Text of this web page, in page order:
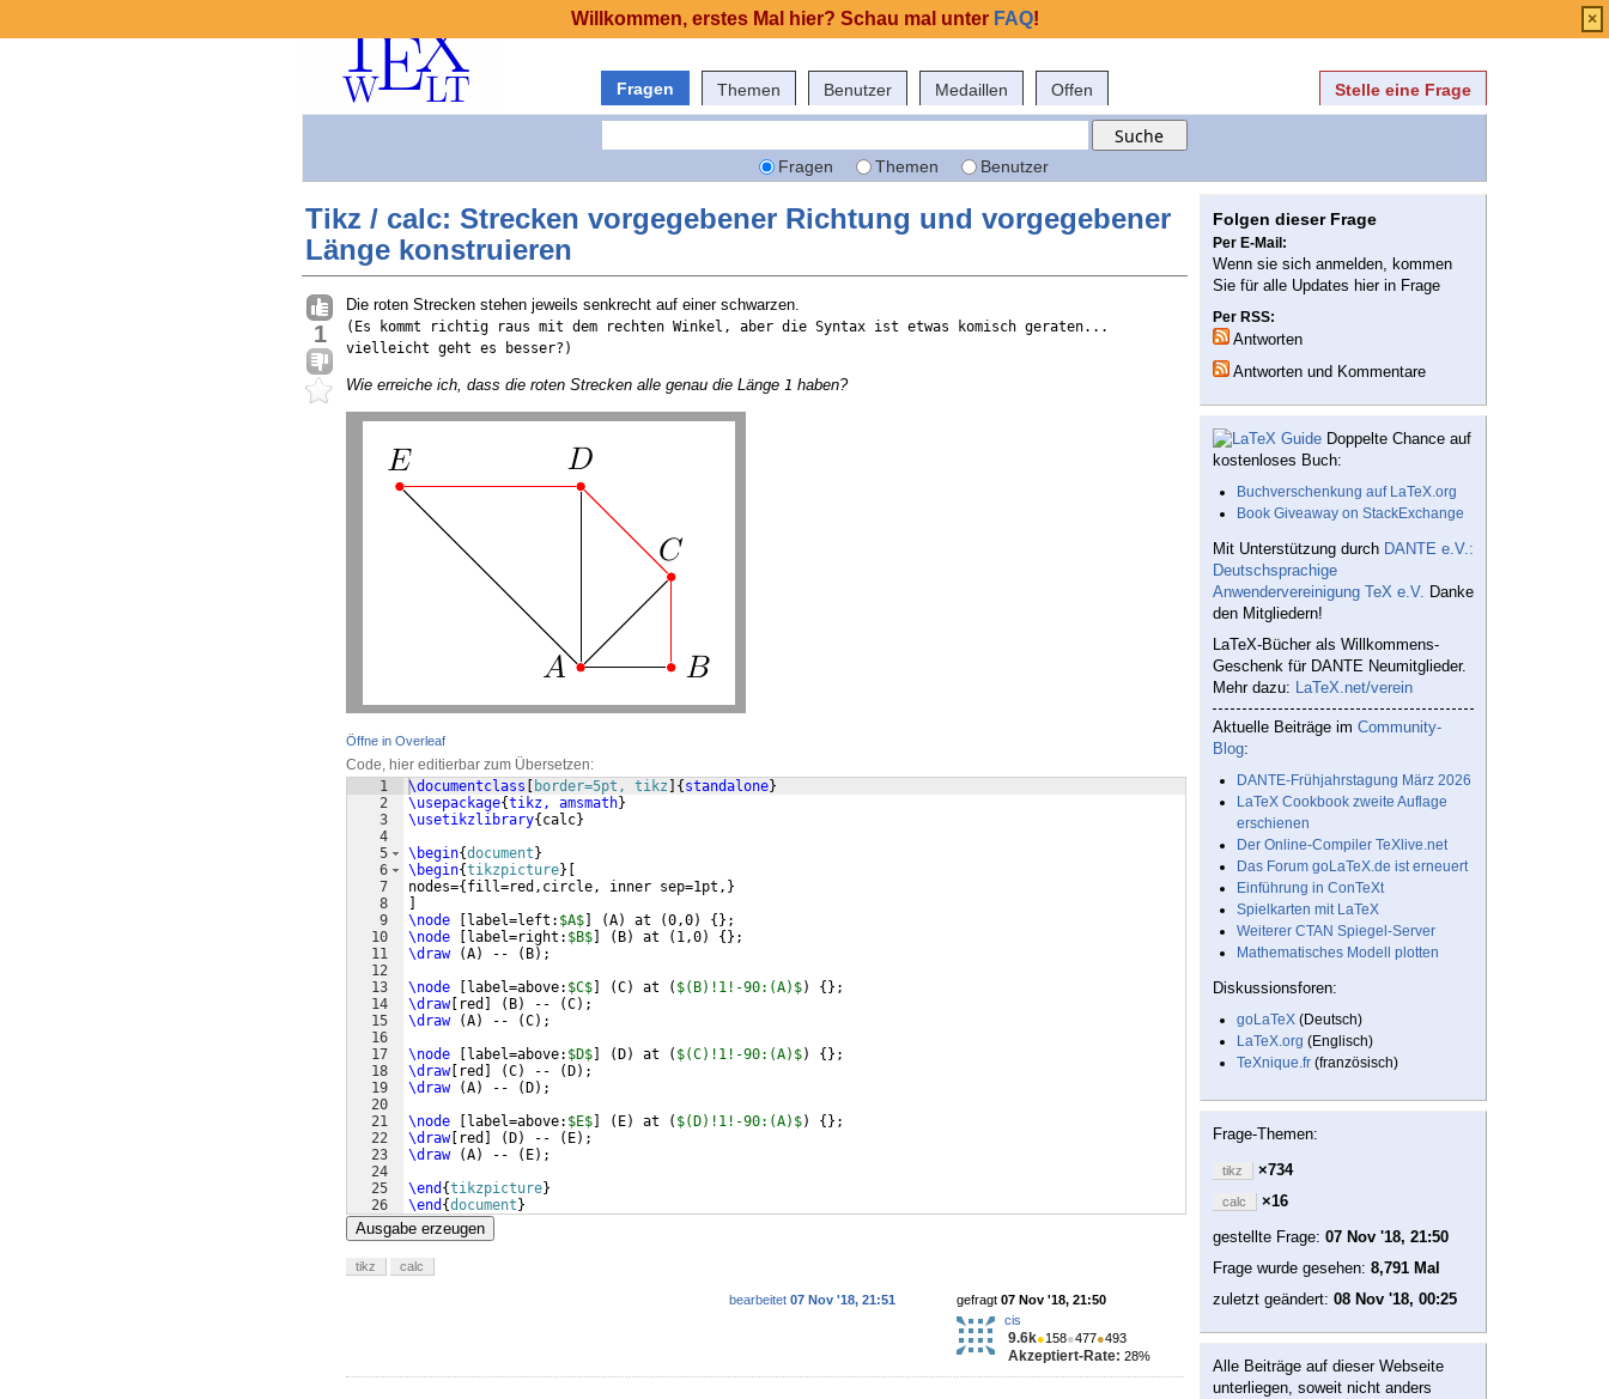
Fragen Themen Benutzer Medaillen Offen Stelle eine Frage
Fragen Themen Benutzer
Tikz / calc: Strecken vorgegebener Richtung und vorgegebener
Länge konstruieren
1
Die roten Strecken stehen jeweils senkrecht auf einer schwarzen.
(Es kommt richtig raus mit dem rechten Winkel, aber die Syntax ist etwas komisch geraten...
vielleicht geht es besser?)
Wie erreiche ich, dass die roten Strecken alle genau die Länge 1 haben?
Öffne in Overleaf
Code, hier editierbar zum Übersetzen:
1
2
3
4
5
6
7
8
9
10
11
12
13
14
15
16
17
18
19
20
21
22
23
24
25
26
\documentclass border=5pt, tikz { standalone}
\usepackage{tikz, amsmath}
\usetikzlibrary{ calc}
\begin{document }
\begin{tikzpicture}
nodes={ fill=red,circle, inner sep=1pt, }
\node
label=left: $A$ (A) at (0,0) { } ;
\node
label=right: $B$ ( B) at ( 1,0) { } ;
\draw
(A) -- ( B) ;
\node
label=above: $C$ (C) at ( $(B)!1!-90:(A)$) { } ;
\draw[ red ( B) -- (C) ;
\draw
(A) -- (C) ;
\node
label=above: $D$ ( D) at ( $(C)!1!-90:(A)$) { } ;
\draw[ red (C) -- ( D) ;
\draw
(A) -- ( D) ;
\node
label=above: $E$ ( E) at ( $(D)!1!-90:(A)$) { } ;
\draw[ red ( D) -- ( E) ;
\draw
(A) -- ( E) ;
\end {tikzpicture}
\end {document }
Ausgabe erzeugen
tikz calc
gefragt 07 Nov '18, 21:50
cis
9.6k●158●477●493
Akzeptiert-Rate: 28%
bearbeitet 07 Nov '18, 21:51
Folgen dieser Frage
Per E-Mail:
Wenn sie sich anmelden, kommen
Sie für alle Updates hier in Frage
Per RSS:
Antworten
Antworten und Kommentare
Doppelte Chance auf
kostenloses Buch:
Buchverschenkung auf LaTeX.org
Book Giveaway on StackExchange
Mit Unterstützung durch DANTE e.V.:
Deutschsprachige
Anwendervereinigung TeX e.V. Danke
den Mitgliedern!
LaTeX-Bücher als Willkommens-
Geschenk für DANTE Neumitglieder.
Mehr dazu: LaTeX.net/verein
Aktuelle Beiträge im Community-
Blog:
DANTE-Frühjahrstagung März 2026
LaTeX Cookbook zweite Auflage
erschienen
Der Online-Compiler TeXlive.net
Das Forum goLaTeX.de ist erneuert
Einführung in ConTeXt
Spielkarten mit LaTeX
Weiterer CTAN Spiegel-Server
Mathematisches Modell plotten
Diskussionsforen:
goLaTeX (Deutsch)
LaTeX.org (Englisch)
TeXnique.fr (französisch)
Frage-Themen:
tikz ×734
calc
×16
gestellte Frage: 07 Nov '18, 21:50
Frage wurde gesehen: 8,791 Mal
zuletzt geändert: 08 Nov '18, 00:25
Alle Beiträge auf dieser Webseite
unterliegen, soweit nicht anders
Willkommen, erstes Mal hier? Schau mal unter FAQ! ×